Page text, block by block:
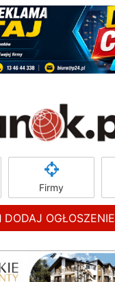
Firmy
DODAJ OGŁOSZENIE